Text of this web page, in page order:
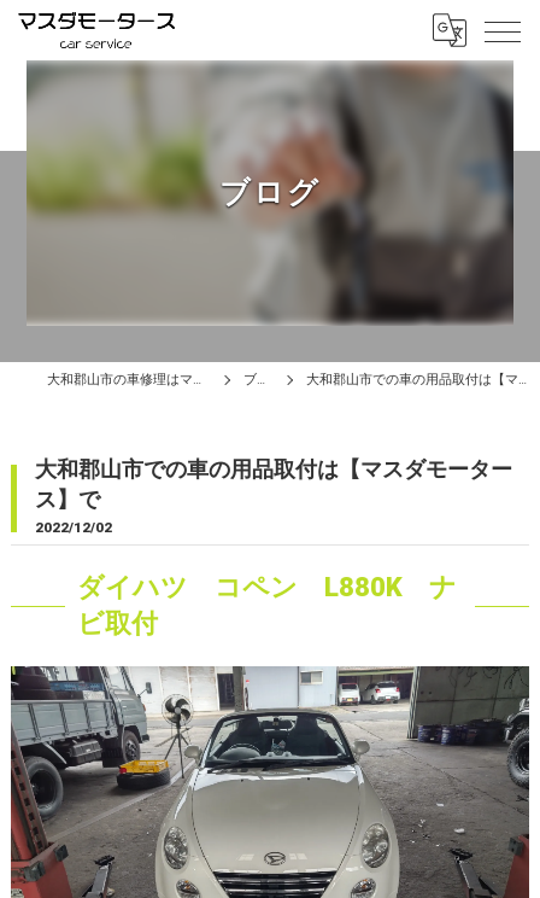
ブログ
大和郡山市の車修理はマスダモータース ブログ 大和郡山市での車の用品取付は【マスダモータース】で
大和郡山市での車の用品取付は【マスダモーター
ス】で
2022/12/02
ダイハツ コペン L880K ナ
ビ取付